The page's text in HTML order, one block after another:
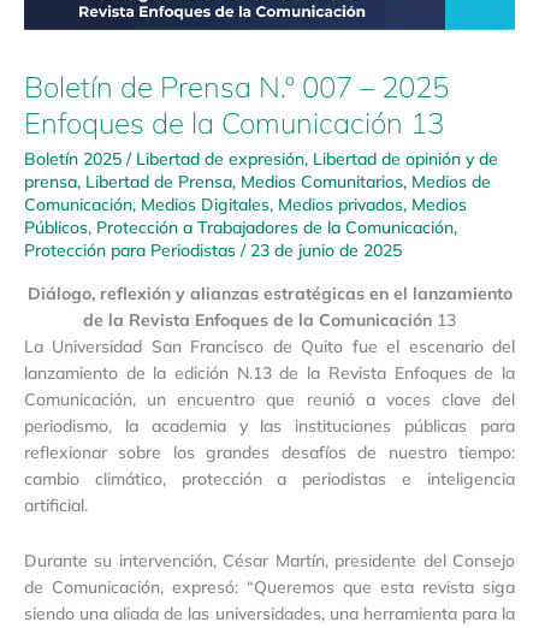
Boletín de Prensa N.º 007 – 2025
Enfoques de la Comunicación 13
Boletín 2025 / Libertad de expresión, Libertad de opinión y de
prensa, Libertad de Prensa, Medios Comunitarios, Medios de
Comunicación, Medios Digitales, Medios privados, Medios
Públicos, Protección a Trabajadores de la Comunicación,
Protección para Periodistas / 23 de junio de 2025
Diálogo, reflexión y alianzas estratégicas en el lanzamiento
de la Revista Enfoques de la Comunicación 13
La Universidad San Francisco de Quito fue el escenario del
lanzamiento de la edición N.13 de la Revista Enfoques de la
Comunicación, un encuentro que reunió a voces clave del
periodismo, la academia y las instituciones públicas para
reflexionar sobre los grandes desafíos de nuestro tiempo:
cambio climático, protección a periodistas e inteligencia
artificial.
Durante su intervención, César Martín, presidente del Consejo
de Comunicación, expresó: “Queremos que esta revista siga
siendo una aliada de las universidades, una herramienta para la
Comunicación